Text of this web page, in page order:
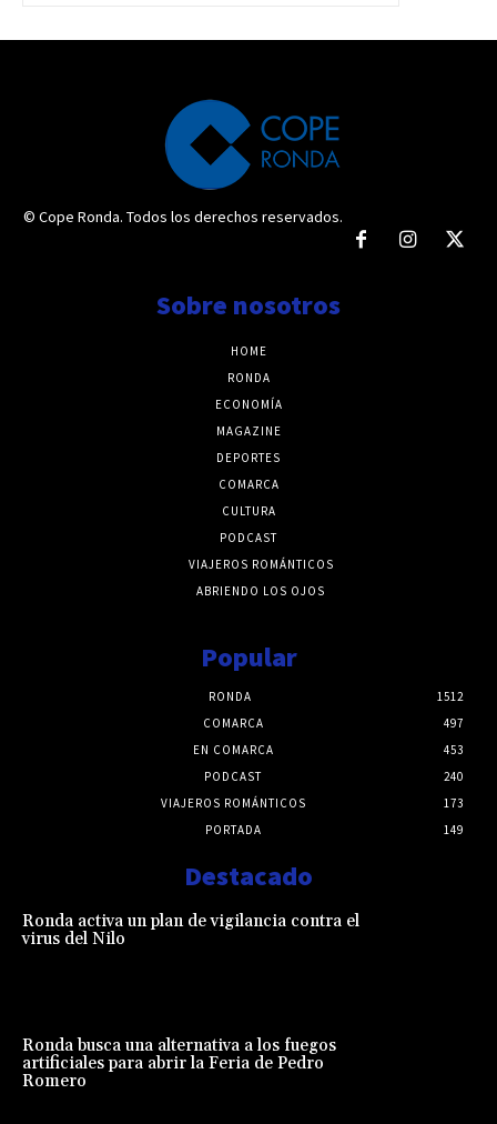
© Cope Ronda. Todos los derechos reservados.
Sobre nosotros
HOME
RONDA
ECONOMÍA
MAGAZINE
DEPORTES
COMARCA
CULTURA
PODCAST
VIAJEROS ROMÁNTICOS
ABRIENDO LOS OJOS
Popular
RONDA
1512
COMARCA
497
EN COMARCA
453
PODCAST
240
VIAJEROS ROMÁNTICOS
173
PORTADA
149
Destacado
Ronda activa un plan de vigilancia contra el
virus del Nilo
Ronda busca una alternativa a los fuegos
artificiales para abrir la Feria de Pedro
Romero